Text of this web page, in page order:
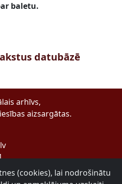
baletu.
datubāzē
arhīvs,
aizsargātas.
(cookies), lai nodrošinātu